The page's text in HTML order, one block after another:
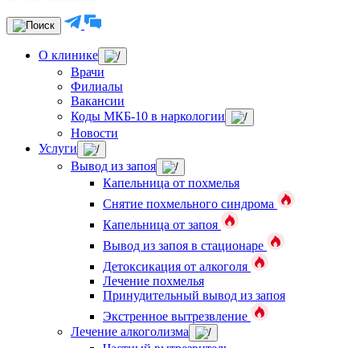
О клинике
Врачи
Филиалы
Вакансии
Коды МКБ-10 в наркологии
Новости
Услуги
Вывод из запоя
Капельница от похмелья
Снятие похмельного синдрома
Капельница от запоя
Вывод из запоя в стационаре
Детоксикация от алкоголя
Лечение похмелья
Принудительный вывод из запоя
Экстренное вытрезвление
Лечение алкоголизма